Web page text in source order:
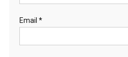
Email *